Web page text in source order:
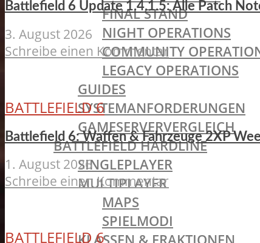
FINAL STAND
NIGHT OPERATIONS
COMMUNITY
LEGACY OPERATIONS
GUIDES
SYSTEMANFORDERUNGEN
GAMESERVERVERGLEICH
BATTLEFIELD HARDLINE
SINGLEPLAYER
MULTIPLAYER
MAPS
SPIELMODI
Battlefield 6 Update 1.4.1.5: Alle Patch
3. August 2026
Schreibe einen Kommentar
BATTLEFIELD 6
Battlefield 6: Waffen & Fahrzeuge 2XP
1. August 2026
Schreibe einen Kommentar
BATTLEFIELD 6